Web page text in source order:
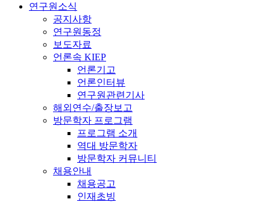
연구원소식
공지사항
연구원동정
보도자료
언론속 KIEP
언론기고
언론인터뷰
연구원관련기사
해외연수/출장보고
방문학자 프로그램
프로그램 소개
역대 방문학자
방문학자 커뮤니티
채용안내
채용공고
인재초빙